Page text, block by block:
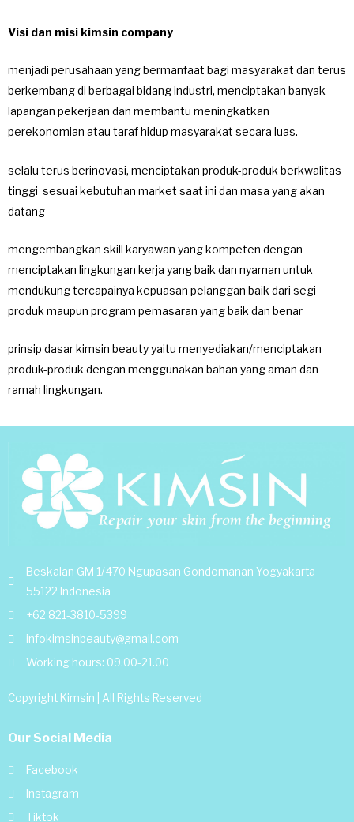
Visi dan misi kimsin company
menjadi perusahaan yang bermanfaat bagi masyarakat dan terus
berkembang di berbagai bidang industri, menciptakan banyak
lapangan pekerjaan dan membantu meningkatkan
perekonomian atau taraf hidup masyarakat secara luas.
selalu terus berinovasi, menciptakan produk-produk berkwalitas
tinggi sesuai kebutuhan market saat ini dan masa yang akan
datang
mengembangkan skill karyawan yang kompeten dengan
menciptakan lingkungan kerja yang baik dan nyaman untuk
mendukung tercapainya kepuasan pelanggan baik dari segi
produk maupun program pemasaran yang baik dan benar
prinsip dasar kimsin beauty yaitu menyediakan/menciptakan
produk-produk dengan menggunakan bahan yang aman dan
ramah lingkungan.
Beskalan GM 1/470 Ngupasan Gondomanan Yogyakarta
55122 Indonesia
+62 821-3810-5399
infokimsinbeauty@gmail.com
Working hours: 09.00-21.00
Copyright Kimsin | All Rights Reserved
Our Social Media
Facebook
Instagram
Tiktok